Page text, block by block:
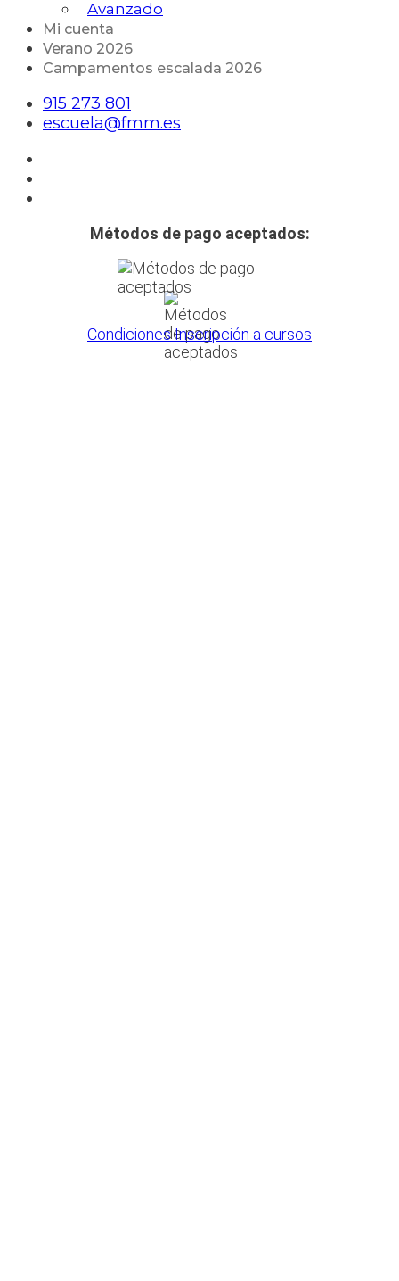
Avanzado
Mi cuenta
Verano 2026
Campamentos escalada 2026
915 273 801
escuela@fmm.es
Métodos de pago aceptados:
Condiciones Inscripción a cursos